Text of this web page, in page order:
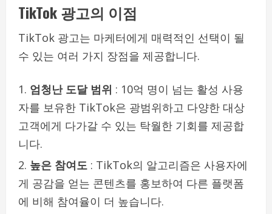
TikTok 광고의 이점
TikTok 광고는 마케터에게 매력적인 선택이 될
수 있는 여러 가지 장점을 제공합니다.
엄청난 도달 범위 : 10억 명이 넘는 활성 사용
자를 보유한 TikTok은 광범위하고 다양한 대상
고객에게 다가갈 수 있는 탁월한 기회를 제공합
니다.
높은 참여도 : TikTok의 알고리즘은 사용자에
게 공감을 얻는 콘텐츠를 홍보하여 ​​다른 플랫폼
에 비해 참여율이 더 높습니다.